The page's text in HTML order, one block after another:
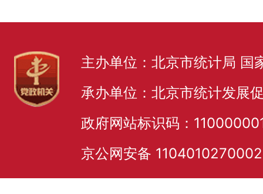
主办单位：北京市统计局 国
承办单位：北京市统计发展
政府网站标识码：
京公网安备